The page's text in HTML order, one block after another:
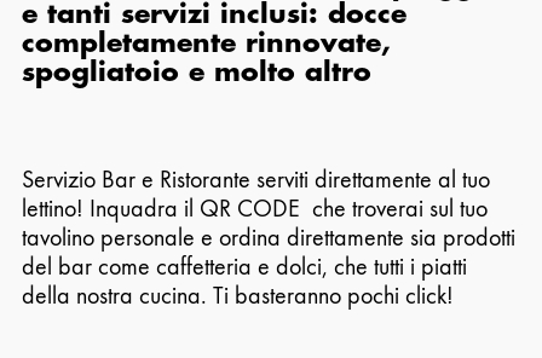
e tanti servizi inclusi: docce
completamente rinnovate,
spogliatoio e molto altro
Servizio Bar e Ristorante serviti direttamente al tuo
lettino! Inquadra il QR CODE che troverai sul tuo
tavolino personale e ordina direttamente sia prodotti
del bar come caffetteria e dolci, che tutti i piatti
della nostra cucina. Ti basteranno pochi click!